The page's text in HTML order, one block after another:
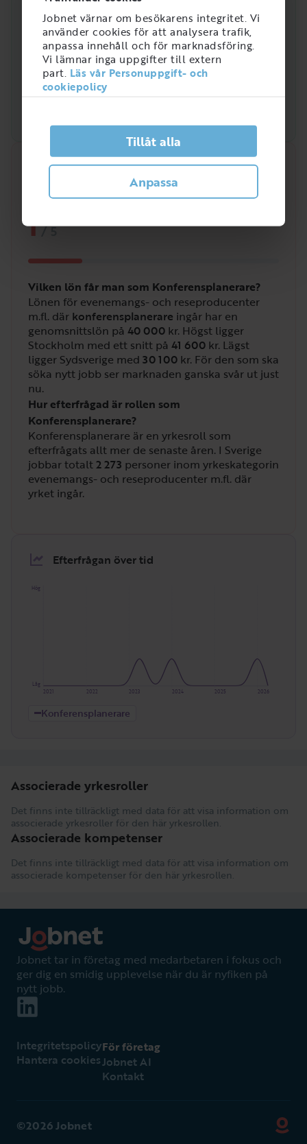
Jobnet värnar om besökarens integritet. Vi
använder cookies för att analysera trafik,
anpassa innehåll och för marknadsföring.
Vi lämnar inga uppgifter till extern
part. Läs vår Personuppgift- och
cookiepolicy
Tillåt alla
Anpassa
Snabbanalys
Efterfrågan på arbetsmarknaden just nu
1/5
Vilken lön får man som Konferensplanerare?
Lönen för evenemangs- och reseproducenter
m.fl. där konferensplanerare ingår har en
genomsnittslön på 40 000 kr. Högst ligger
Stockholm med ett snitt på 41 600 kr. Lägst
ligger Sydsverige med 30 100 kr. För den som ska
söka nytt jobb ser marknaden ganska svår ut just
nu.
Hur efterfrågad är rollen som
Konferensplanerare?
Konferensplanerare är en yrkesroll som
efterfrågats allt mer de senaste åren. I Sverige
jobbar totalt2 273 personer inom yrkeskategorin
evenemangs- och reseproducenter m.fl. där
yrket ingår.
Efterfrågan över tid
Hög
Låg
2026
2025
2024
2023
2022
2021
Konferensplanerare
Associerade yrkesroller
Det finns inte tillräckligt med data för att visa information om
associerade yrkesroller för den här yrkesrollen.
Associerade kompetenser
Det finns inte tillräckligt med data för att visa information om
associerade kompetenser för den här yrkesrollen.
Jobnet tar in företag med medarbetaren i fokus och
ger dig en smidig upplevelse när du är nyfiken på
nytt jobb.
Integritetspolicy
Hantera cookies
För företag
Jobnet AI
Kontakt
©2026 Jobnet